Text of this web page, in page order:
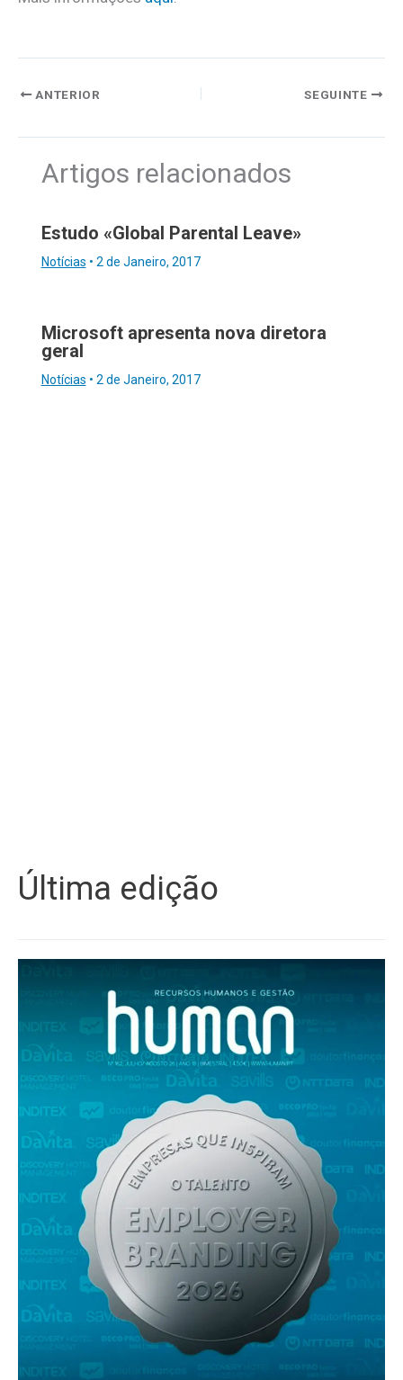
ANTERIOR SEGUINTE
Artigos relacionados
Estudo «Global Parental Leave»
Notícias • 2 de Janeiro, 2017
Microsoft apresenta nova diretora
geral
Notícias • 2 de Janeiro, 2017
Última edição